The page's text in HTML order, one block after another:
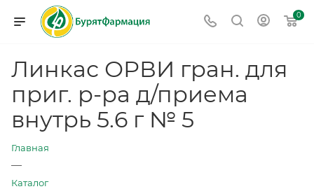
0
Линкас ОРВИ гран. для
приг. р-ра д/приема
внутрь 5.6 г № 5
Главная
—
Каталог